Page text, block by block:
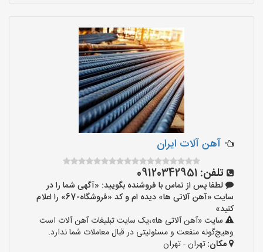
آهن آلات ایران
تلفن: 09120342951
لطفا پس از تماس با فروشنده بگویید: «آگهی شما را در
سایت «آهن آلاتی ها» دیده ام و کد «فروشگاه-67» را اعلام
کنید»
سایت «آهن آلاتی ها»،یک سایت تبلیغات آهن آلات است
وهیچ‌گونه منفعت و مسئولیتی در قبال معاملات شما ندارد.
مکان:تهران - تهران